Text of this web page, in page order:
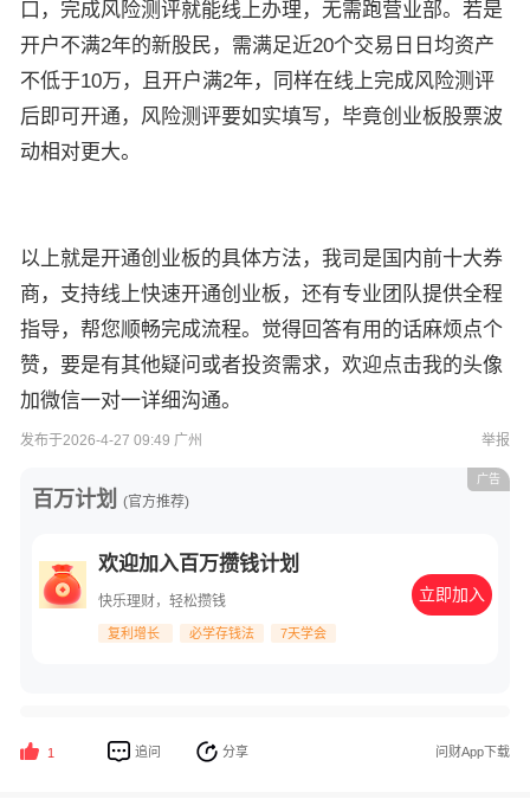
口，完成风险测评就能线上办理，无需跑营业部。若是
开户不满2年的新股民，需满足近20个交易日日均资产
不低于10万，且开户满2年，同样在线上完成风险测评
后即可开通，风险测评要如实填写，毕竟创业板股票波
动相对更大。
以上就是开通创业板的具体方法，我司是国内前十大券
商，支持线上快速开通创业板，还有专业团队提供全程
指导，帮您顺畅完成流程。觉得回答有用的话麻烦点个
赞，要是有其他疑问或者投资需求，欢迎点击我的头像
加微信一对一详细沟通。
发布于2026-4-27 09:49 广州 举报
百万计划 (官方推荐)
欢迎加入百万攒钱计划
快乐理财，轻松攒钱
复利增长 必学存钱法 7天学会
立即加入
广告
1 追问 分享 问财App下载